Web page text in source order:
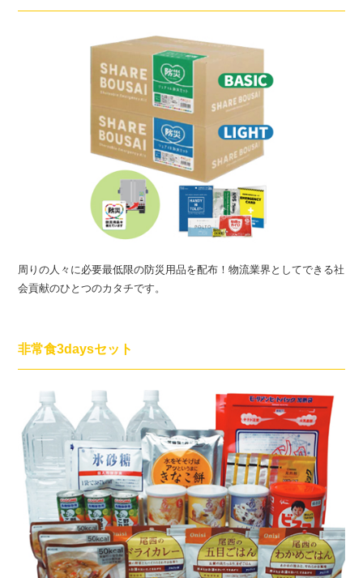
周りの人々に必要最低限の防災用品を配布！物流業界としてできる社
会貢献のひとつのカタチです。
非常食3daysセット